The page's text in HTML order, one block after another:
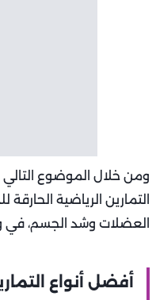
ومن خلال الموضوع
التمارين الرياضية
العضلات وشد الجسم،
أفضل أنواع